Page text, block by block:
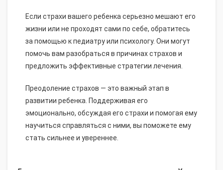
Если страхи вашего ребенка серьезно мешают его
жизни или не проходят сами по себе, обратитесь
за помощью к педиатру или психологу. Они могут
помочь вам разобраться в причинах страхов и
предложить эффективные стратегии лечения.
Преодоление страхов — это важный этап в
развитии ребенка. Поддерживая его
эмоционально, обсуждая его страхи и помогая ему
научиться справляться с ними, вы поможете ему
стать сильнее и увереннее.